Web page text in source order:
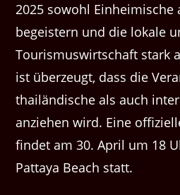
2025 sowohl Einheimische
begeistern und die lokale
Tourismuswirtschaft stark
ist überzeugt, dass die
thailändische als auch
anziehen wird. Eine
findet am 30. April um 18
Pattaya Beach statt.